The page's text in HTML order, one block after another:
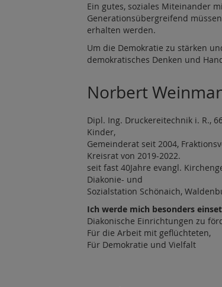
Ein gutes, soziales Miteinander
Generationsübergreifend
erhalten werden.
Um die Demokratie zu stärken
demokratisches Denken und
Norbert
Dipl. Ing. Druckereitechnik i. R.,
Kinder,
Gemeinderat seit 2004,
Kreisrat von 2019-2022.
seit fast 40Jahre evangl.
Diakonie- und
Sozialstation Schönaich,
Ich werde mich besonders
Diakonische Einrichtungen zu
Für die Arbeit mit geflüchteten,
Für Demokratie und Vielfalt